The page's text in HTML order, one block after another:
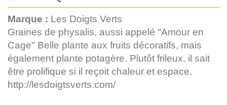
Marque : Les Doigts Verts
Graines de physalis, aussi appelé "Amour en
Cage" Belle plante aux fruits décoratifs, mais
également plante potagère. Plutôt frileux, il sait
être prolifique si il reçoit chaleur et espace.
http://lesdoigtsverts.com/